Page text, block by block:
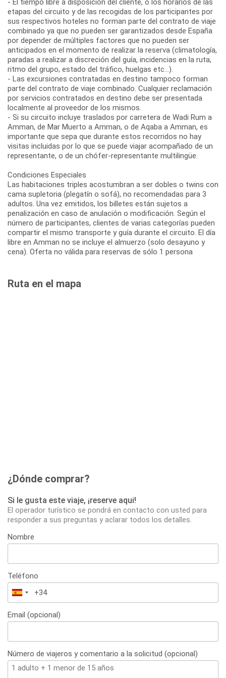
etapas del circuito y de las recogidas de los participantes por
sus respectivos hoteles no forman parte del contrato de viaje
combinado ya que no pueden ser garantizados desde España
por depender de múltiples factores que no pueden ser
anticipados en el momento de realizar la reserva (climatología,
paradas a realizar a discreción del guía, incidencias en la ruta,
ritmo del grupo, estado del tráfico, huelgas etc...).
- Las excursiones contratadas en destino tampoco forman
parte del contrato de viaje combinado. Cualquier reclamación
por servicios contratados en destino debe ser presentada
localmente al proveedor de los mismos.
- Si su circuito incluye traslados por carretera de Wadi Rum a
Amman, de Mar Muerto a Amman, o de Aqaba a Amman, es
importante que sepa que durante estos recorridos no hay
visitas incluidas por lo que se puede viajar acompañado de un
representante, o de un chófer-representante multilingüe.
Condiciones Especiales
Las habitaciones triples acostumbran a ser dobles o twins con
cama supletoria (plegatín o sofá), no recomendadas para 3
adultos. Una vez emitidos, los billetes están sujetos a
penalización en caso de anulación o modificación. Según el
número de participantes, clientes de varias categorías pueden
compartir el mismo transporte y guía durante el circuito. El día
libre en Amman no se incluye el almuerzo (solo desayuno y
cena). Oferta no válida para reservas de sólo 1 persona
Ruta en el mapa
¿Dónde comprar?
Si le gusta este viaje, ¡reserve aqui!
El operador turístico se pondrá en contacto con usted para
responder a sus preguntas y aclarar todos los detalles.
Nombre
Teléfono
España
+34
Email (opcional)
Número de viajeros y comentario a la solicitud (opcional)